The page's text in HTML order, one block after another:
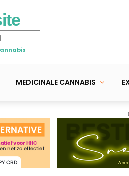
MEDICINALE CANNABIS
strijd tegen candida
van CBD-olie bij